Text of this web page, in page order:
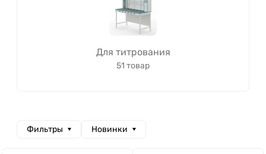
Для титрования
51 товар
Фильтры Новинки